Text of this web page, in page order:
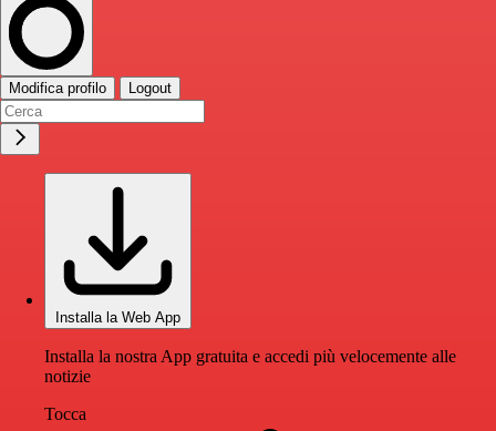
Modifica profilo Logout
Installa la Web App
Installa la nostra App gratuita e accedi più velocemente alle
notizie
Tocca